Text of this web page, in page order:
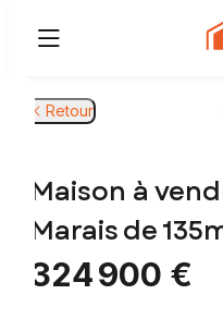
Retour
Maison à
Marais de
324 900 €